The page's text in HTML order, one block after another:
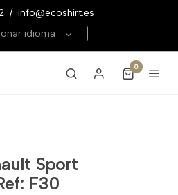
/ info@ecoshirt.es
idioma
0
Sport
F30